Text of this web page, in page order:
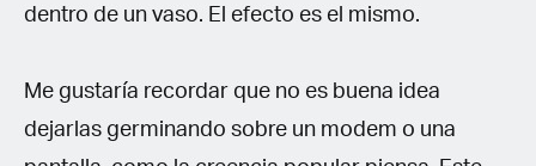
dentro de un vaso. El efecto es el mismo.
Me gustaría recordar que no es buena idea
dejarlas germinando sobre un modem o una